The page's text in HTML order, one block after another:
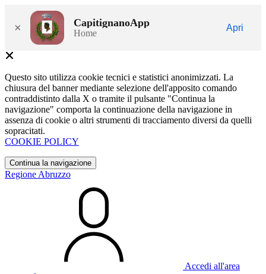
× CapitignanoApp
Home
Apri
Questo sito utilizza cookie tecnici e statistici anonimizzati. La
chiusura del banner mediante selezione dell'apposito comando
contraddistinto dalla X o tramite il pulsante "Continua la
navigazione" comporta la continuazione della navigazione in
assenza di cookie o altri strumenti di tracciamento diversi da quelli
sopracitati.
COOKIE POLICY
Continua la navigazione
Regione Abruzzo
Accedi all'area